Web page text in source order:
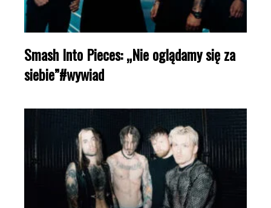
Smash Into Pieces: „Nie oglądamy się za
siebie”#wywiad